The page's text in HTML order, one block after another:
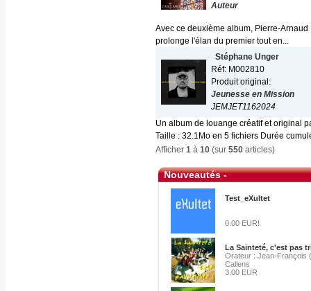
Auteur
Avec ce deuxième album, Pierre-
prolonge l'élan du premier tout en...
Stéphane Unger
Réf: M002810
Produit original:
Jeunesse en Mission
JEMJET1162024
Un album de louange créatif et original
Taille : 32.1Mo en 5 fichiers Durée
Afficher 1 à 10 (sur 550 articles)
Nouveautés -
Test_eXultet
0.00 EUR!
La Sainteté, c'est pas
Orateur : Jean-François
Callens
3.00 EUR